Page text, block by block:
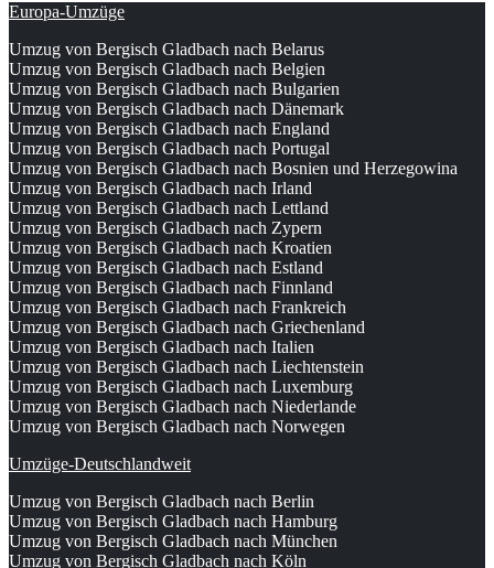
Europa-Umzüge
Umzug von Bergisch Gladbach nach Belarus
Umzug von Bergisch Gladbach nach Belgien
Umzug von Bergisch Gladbach nach Bulgarien
Umzug von Bergisch Gladbach nach Dänemark
Umzug von Bergisch Gladbach nach England
Umzug von Bergisch Gladbach nach Portugal
Umzug von Bergisch Gladbach nach Bosnien und Herzegowina
Umzug von Bergisch Gladbach nach Irland
Umzug von Bergisch Gladbach nach Lettland
Umzug von Bergisch Gladbach nach Zypern
Umzug von Bergisch Gladbach nach Kroatien
Umzug von Bergisch Gladbach nach Estland
Umzug von Bergisch Gladbach nach Finnland
Umzug von Bergisch Gladbach nach Frankreich
Umzug von Bergisch Gladbach nach Griechenland
Umzug von Bergisch Gladbach nach Italien
Umzug von Bergisch Gladbach nach Liechtenstein
Umzug von Bergisch Gladbach nach Luxemburg
Umzug von Bergisch Gladbach nach Niederlande
Umzug von Bergisch Gladbach nach Norwegen
Umzüge-Deutschlandweit
Umzug von Bergisch Gladbach nach Berlin
Umzug von Bergisch Gladbach nach Hamburg
Umzug von Bergisch Gladbach nach München
Umzug von Bergisch Gladbach nach Köln